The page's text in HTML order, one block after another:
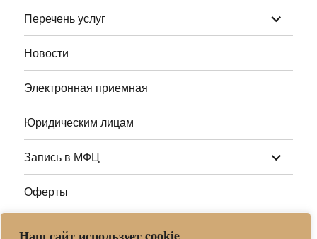
Перечень услуг
раскрыть
дочернее
меню
Новости
Электронная приемная
Юридическим лицам
Запись в МФЦ раскрыть
дочернее
меню
Оферты